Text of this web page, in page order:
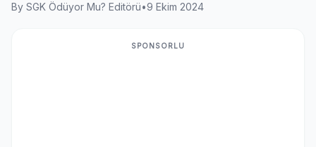
By SGK Ödüyor Mu? Editörü•9 Ekim 2024
SPONSORLU